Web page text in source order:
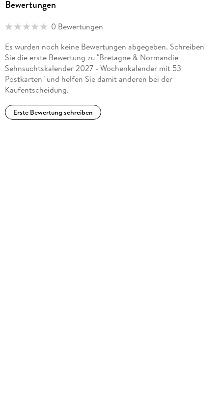
Bewertungen
0 Bewertungen
Es wurden noch keine Bewertungen abgegeben. Schreiben
Sie die erste Bewertung zu "Bretagne & Normandie
Sehnsuchtskalender 2027 - Wochenkalender mit 53
Postkarten" und helfen Sie damit anderen bei der
Kaufentscheidung.
Erste Bewertung schreiben